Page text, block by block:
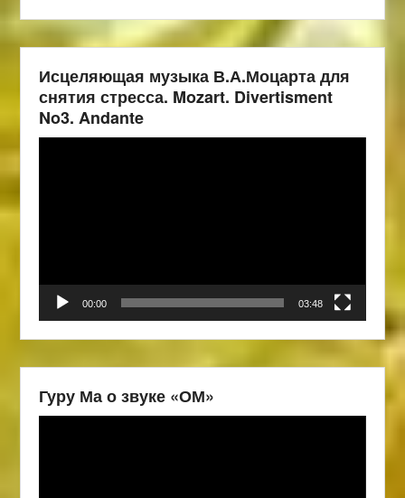
Исцеляющая музыка В.А.Моцарта для
снятия стресса. Mozart. Divertisment
No3. Andante
00:00 03:48
Гуру Ма о звуке «ОМ»